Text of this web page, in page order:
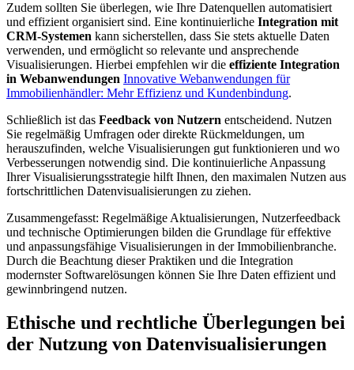
Zudem sollten Sie überlegen, wie Ihre Datenquellen automatisiert
und effizient organisiert sind. Eine kontinuierliche Integration mit
CRM-Systemen kann sicherstellen, dass Sie stets aktuelle Daten
verwenden, und ermöglicht so relevante und ansprechende
Visualisierungen. Hierbei empfehlen wir die effiziente Integration
in Webanwendungen Innovative Webanwendungen für
Immobilienhändler: Mehr Effizienz und Kundenbindung.
Schließlich ist das Feedback von Nutzern entscheidend. Nutzen
Sie regelmäßig Umfragen oder direkte Rückmeldungen, um
herauszufinden, welche Visualisierungen gut funktionieren und wo
Verbesserungen notwendig sind. Die kontinuierliche Anpassung
Ihrer Visualisierungsstrategie hilft Ihnen, den maximalen Nutzen aus
fortschrittlichen Datenvisualisierungen zu ziehen.
Zusammengefasst: Regelmäßige Aktualisierungen, Nutzerfeedback
und technische Optimierungen bilden die Grundlage für effektive
und anpassungsfähige Visualisierungen in der Immobilienbranche.
Durch die Beachtung dieser Praktiken und die Integration
modernster Softwarelösungen können Sie Ihre Daten effizient und
gewinnbringend nutzen.
Ethische und rechtliche Überlegungen bei
der Nutzung von Datenvisualisierungen